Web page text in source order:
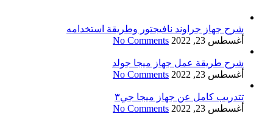
شرح جهاز جراوند نافيجتور وطريقة استخدامه
أغسطس 23, 2022
No Comments
شرح طريقة عمل جهاز ميجا جولد
أغسطس 23, 2022
No Comments
تتدريب كامل عن جهاز ميجا جي٣
أغسطس 23, 2022
No Comments